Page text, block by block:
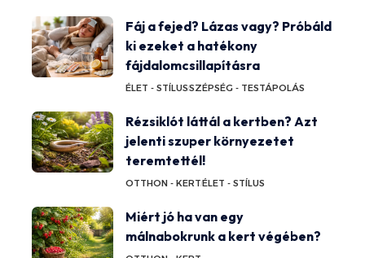
Fáj a fejed? Lázas vagy? Próbáld
ki ezeket a hatékony
fájdalomcsillapításra
ÉLET - STÍLUSSZÉPSÉG - TESTÁPOLÁS
Rézsiklót láttál a kertben? Azt
jelenti szuper környezetet
teremtettél!
OTTHON - KERTÉLET - STÍLUS
Miért jó ha van egy
málnabokrunk a kert végében?